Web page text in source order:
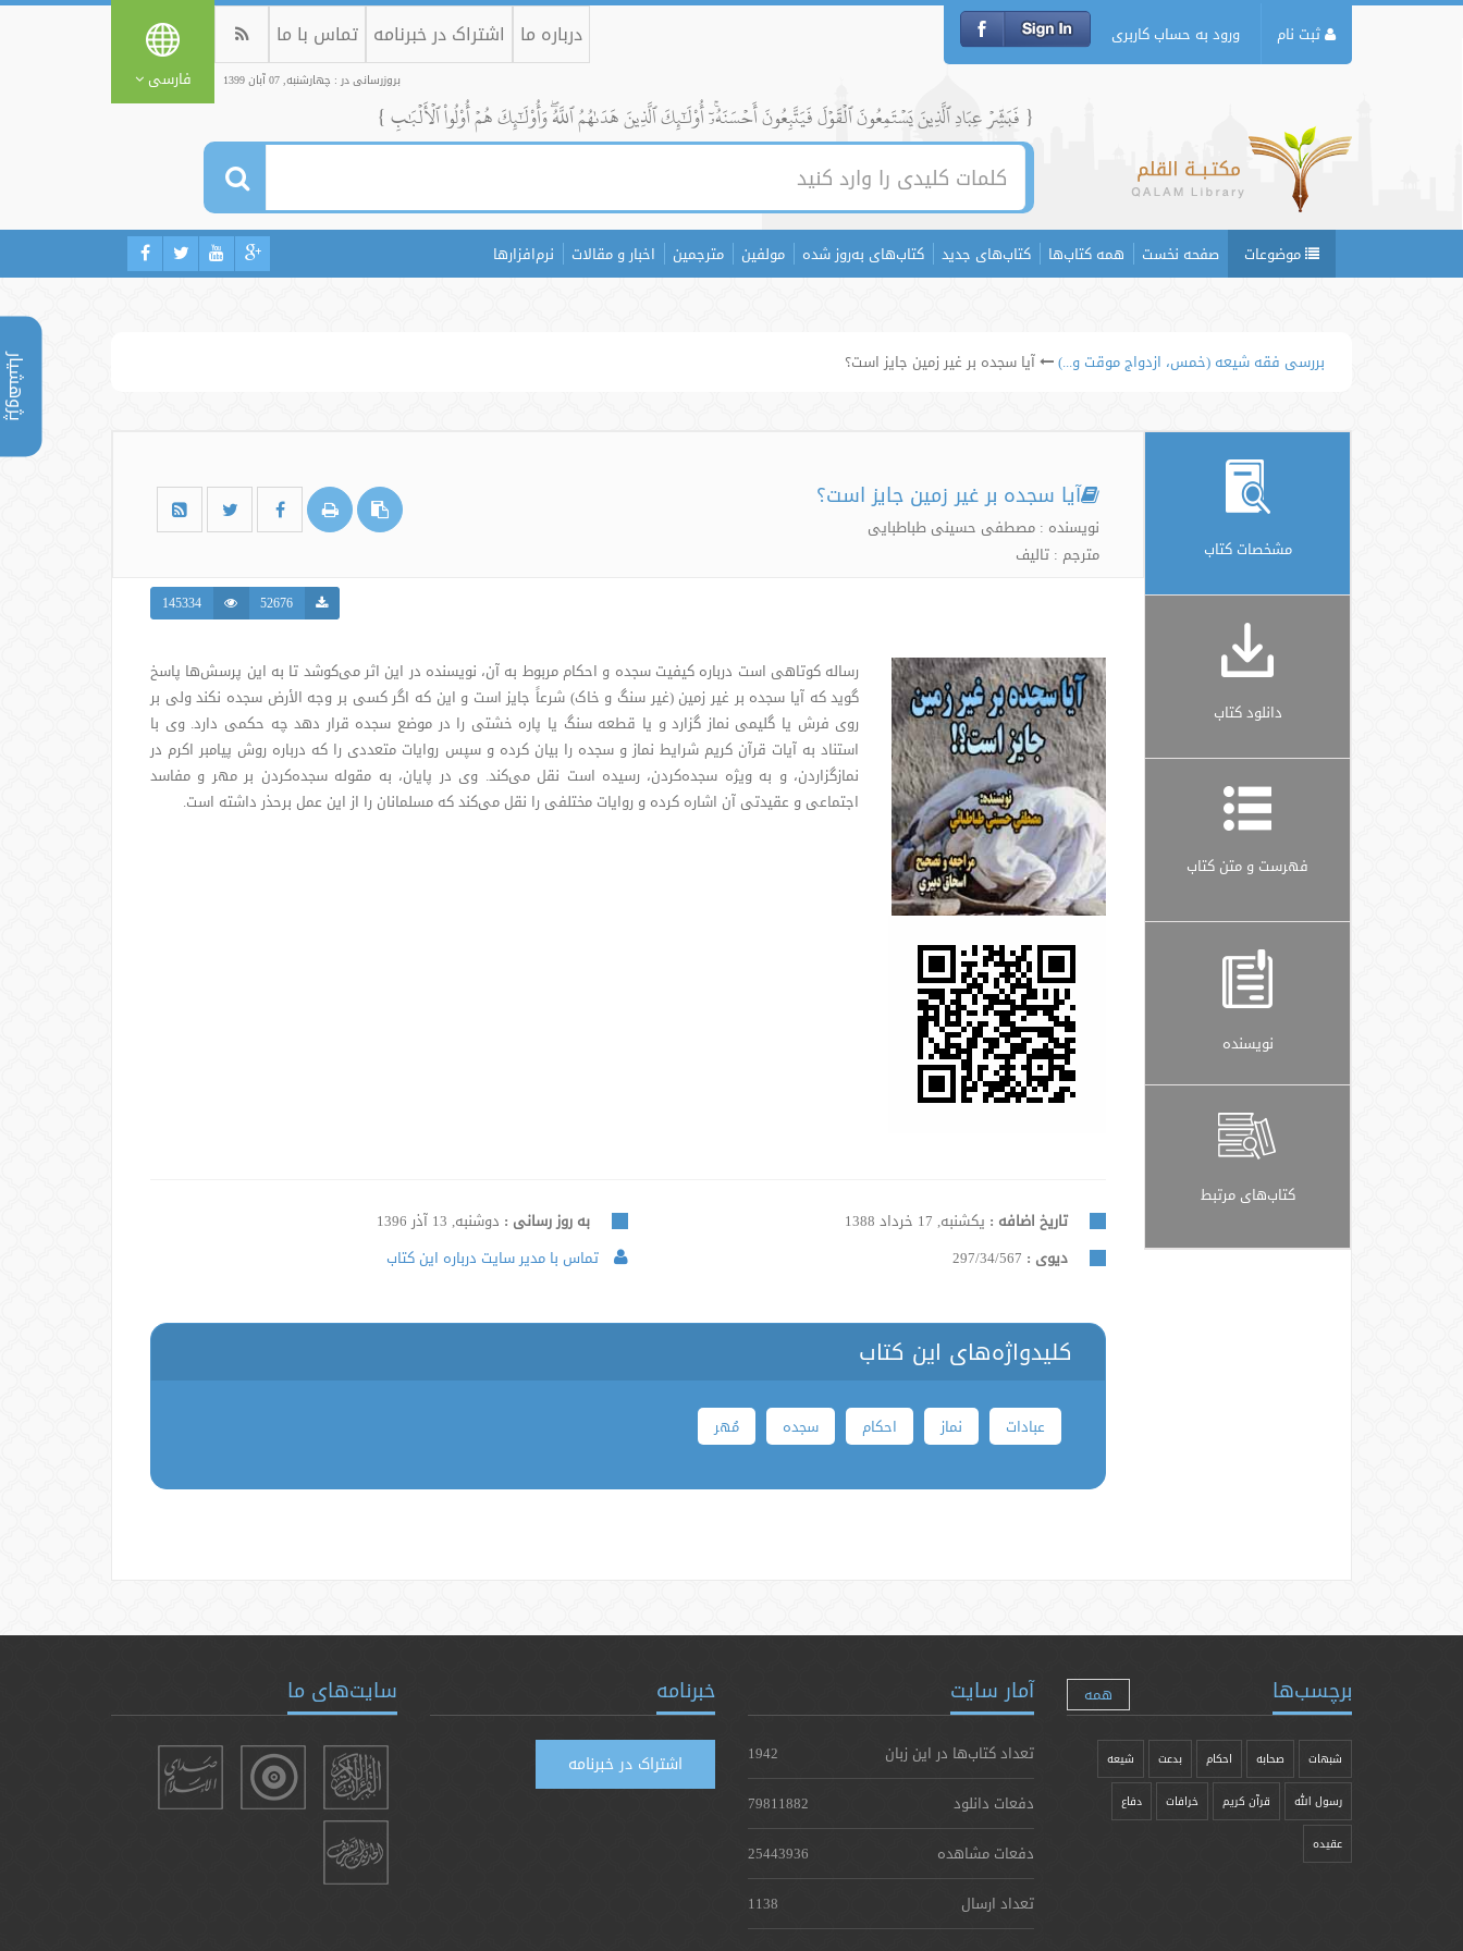
پژوهشیار
ثبت نام ورود به حساب کاربری درباره ما اشتراک در خبرنامه تماس با ما
بروزرسانی در : چهارشنبه, 07 آبان 1399 فارسی
{ فَبَشِّرۡ عِبَادِ ٱلَّذِينَ يَسۡتَمِعُونَ ٱلۡقَوۡلَ فَيَتَّبِعُونَ أَحۡسَنَهُۥٓۚ أُوْلَٰٓئِكَ ٱلَّذِينَ هَدَىٰهُمُ ٱللَّهُۖ وَأُوْلَٰٓئِكَ هُمۡ أُوْلُواْ ٱلۡأَلۡبَٰبِ }
موضوعات صفحه نخست همه کتاب‌ها کتاب‌های جدید کتاب‌های به‌روز شده مولفین مترجمین اخبار و مقالات نرم‌افزارها
بررسی فقه شیعه (خمس، ازدواج موقت و...) آیا سجده بر غیر زمین جایز است؟
مشخصات کتاب
دانلود کتاب
فهرست و متن کتاب
نویسنده
کتاب‌های مرتبط
آیا سجده بر غیر زمین جایز است؟
نویسنده : مصطفی حسینی طباطبایی
مترجم : تالیف
52676
145334
رساله کوتاهی است درباره کیفیت سجده و احکام مربوط به آن، نویسنده در این اثر می‌کوشد تا به این پرسش‌ها پاسخ
گوید که آیا سجده بر غیر زمین (غیر سنگ و خاک) شرعاً جایز است و این که اگر کسی بر وجه الأرض سجده نکند ولی بر
روی فرش یا گلیمی نماز گزارد و یا قطعه سنگ یا پاره خشتی را در موضع سجده قرار دهد چه حکمی دارد. وی با
استناد به آیات قرآن کریم شرایط نماز و سجده را بیان کرده و سپس روایات متعددی را که درباره روش پیامبر اکرم در
نمازگزاردن، و به ویژه سجده‌کردن، رسیده است نقل می‌کند. وی در پایان، به مقوله سجده‌کردن بر مهر و مفاسد
اجتماعی و عقیدتی آن اشاره کرده و روایات مختلفی را نقل می‌کند که مسلمانان را از این عمل برحذر داشته است.
تاریخ اضافه : یکشنبه, 17 خرداد 1388 به روز رسانی : دوشنبه, 13 آذر 1396
دیوی : 297/34/567 تماس با مدیر سایت درباره این کتاب
کلیدواژه‌های این کتاب
عبادات نماز احکام سجده مُهر
برچسب‌ها همه
شبهات صحابه احکام بدعت شیعه
رسول الله قرآن کریم خرافات دفاع
عقیده
آمار سایت
تعداد کتاب‌ها در این زبان
1942
دفعات دانلود
79811882
دفعات مشاهده
25443936
تعداد ارسال
1138
خبرنامه
اشتراک در خبرنامه
سایت‌های ما